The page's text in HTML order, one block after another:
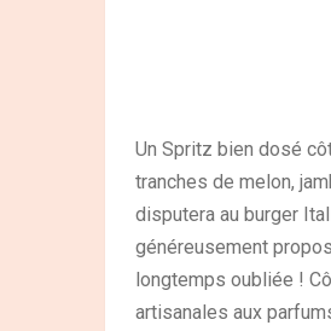
Un Spritz bien dosé
tranches de melon,
disputera au burger
généreusement
longtemps oubliée !
artisanales aux